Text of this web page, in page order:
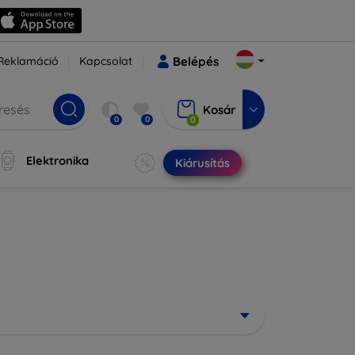
Kapcsolat Belépés
0 0 0
Kosár
Elektronika Kiárusítás